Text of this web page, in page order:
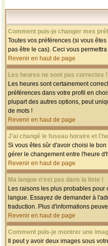
Comment puis-je changer mes
Toutes vos préférences (si vous
pas être le cas). Ceci vous
Revenir en haut de page
Les heures ne sont pas correctes !
Les heures sont certainement
préférences dans votre profil en
plupart des autres options, peut
de mots !
Revenir en haut de page
J'ai changé le fuseau horaire et
Si vous êtes sûr d'avoir choisi le
gérer le changement entre l'heure
Revenir en haut de page
Ma langue n'est pas dans la liste !
Les raisons les plus probables
langue. Essayez de demander à
traduction. Plus d'informations
Revenir en haut de page
Comment puis-je montrer une
Il peut y avoir deux images sous